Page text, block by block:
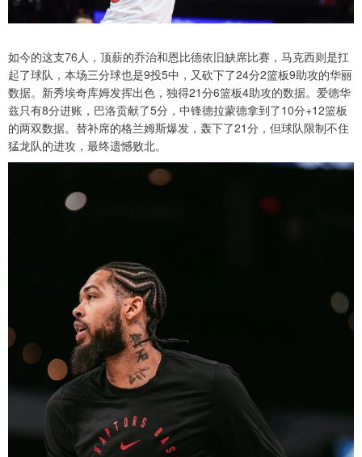
如今的这支76人，顶薪的乔治和恩比德依旧缺席比赛，马克西则是扛
起了球队，本场三分球也是9投5中，又砍下了24分2篮板9助攻的华丽
数据。新秀埃奇库姆发挥出色，独得21分6篮板4助攻的数据。爱德华
兹只有8分进账，巴洛贡献了5分，中锋德拉蒙德拿到了10分+12篮板
的两双数据。替补席的格兰姆斯爆发，轰下了21分，但球队限制不住
猛龙队的进攻，最终遗憾败北。